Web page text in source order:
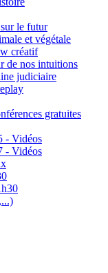
le futur
et végétale
créatif
de nos intuitions
judiciaire
gratuites
- Vidéos
- Vidéos